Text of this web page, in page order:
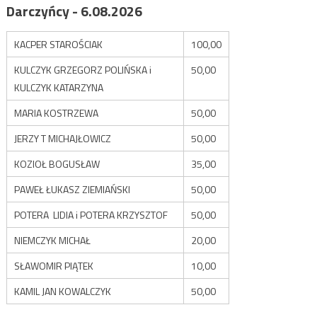
Darczyńcy - 6.08.2026
KACPER STAROŚCIAK
100,00
KULCZYK GRZEGORZ POLIŃSKA i
KULCZYK KATARZYNA
50,00
MARIA KOSTRZEWA
50,00
JERZY T MICHAJŁOWICZ
50,00
KOZIOŁ BOGUSŁAW
35,00
PAWEŁ ŁUKASZ ZIEMIAŃSKI
50,00
POTERA LIDIA i POTERA KRZYSZTOF
50,00
NIEMCZYK MICHAŁ
20,00
SŁAWOMIR PIĄTEK
10,00
KAMIL JAN KOWALCZYK
50,00